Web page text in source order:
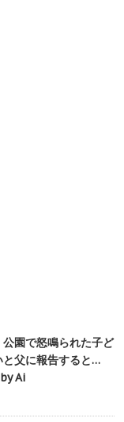
公園で怒鳴られた子ど
と父に報告すると…
Ai